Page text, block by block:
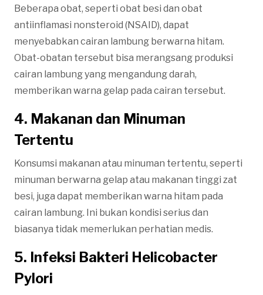
Beberapa obat, seperti obat besi dan obat
antiinflamasi nonsteroid (NSAID), dapat
menyebabkan cairan lambung berwarna hitam.
Obat-obatan tersebut bisa merangsang produksi
cairan lambung yang mengandung darah,
memberikan warna gelap pada cairan tersebut.
4. Makanan dan Minuman
Tertentu
Konsumsi makanan atau minuman tertentu, seperti
minuman berwarna gelap atau makanan tinggi zat
besi, juga dapat memberikan warna hitam pada
cairan lambung. Ini bukan kondisi serius dan
biasanya tidak memerlukan perhatian medis.
5. Infeksi Bakteri Helicobacter
Pylori